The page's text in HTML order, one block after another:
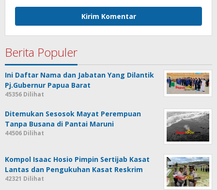
Berita Populer
Ini Daftar Nama dan Jabatan Yang Dilantik
Pj.Gubernur Papua Barat
45356 Dilihat
Ditemukan Sesosok Mayat Perempuan
Tanpa Busana di Pantai Maruni
44506 Dilihat
Kompol Isaac Hosio Pimpin Sertijab Kasat
Lantas dan Pengukuhan Kasat Reskrim
42321 Dilihat